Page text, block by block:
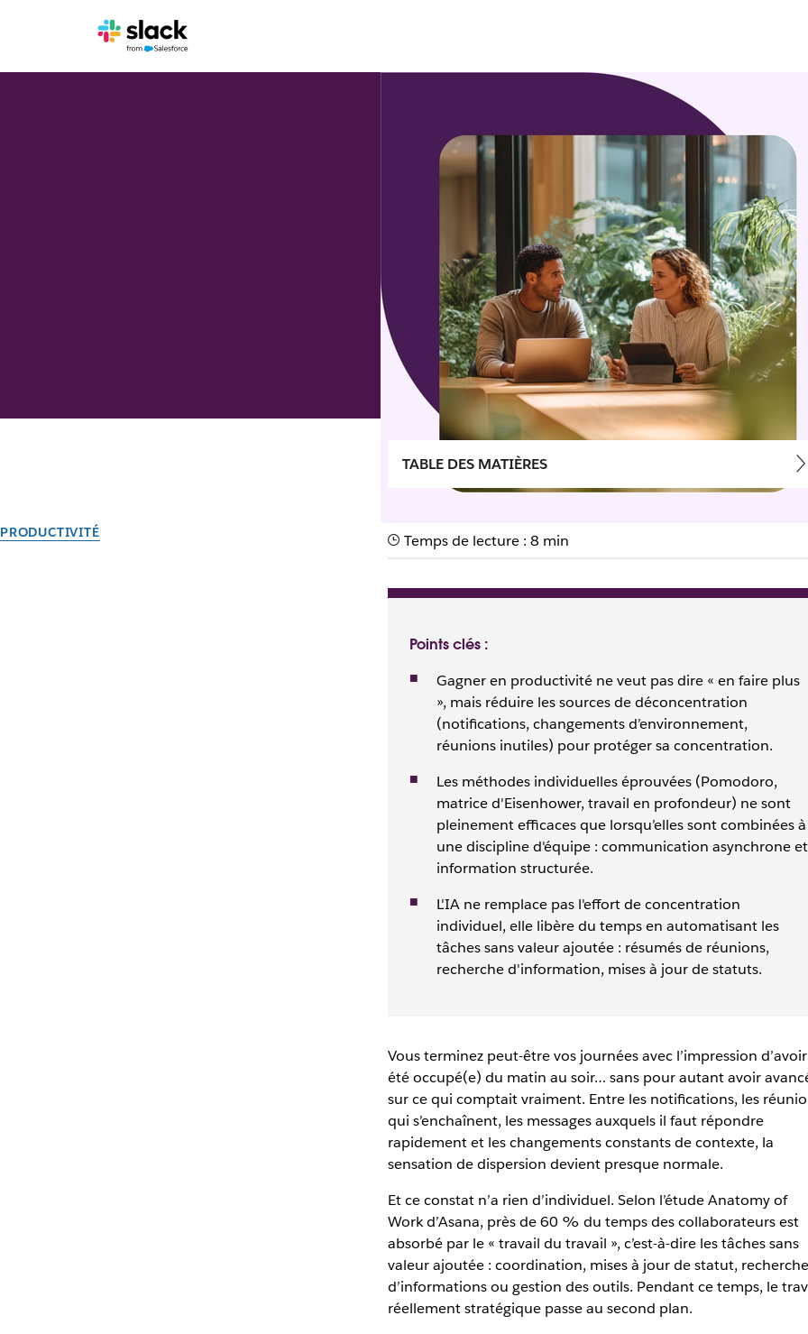
PRODUCTIVITÉ
Gagner en productivité : méthodes et leviers
TABLE DES MATIÈRES
Temps de lecture : 8 min
Points clés :
Gagner en productivité ne veut pas dire « en faire plus
», mais réduire les sources de déconcentration
(notifications, changements d’environnement,
réunions inutiles) pour protéger sa concentration.
Les méthodes individuelles éprouvées (Pomodoro,
matrice d'Eisenhower, travail en profondeur) ne sont
pleinement efficaces que lorsqu’elles sont combinées à
une discipline d'équipe : communication asynchrone et
information structurée.
L'IA ne remplace pas l'effort de concentration
individuel, elle libère du temps en automatisant les
tâches sans valeur ajoutée : résumés de réunions,
recherche d'information, mises à jour de statuts.
Vous terminez peut-être vos journées avec l’impression d’avoir
été occupé(e) du matin au soir… sans pour autant avoir
sur ce qui comptait vraiment. Entre les notifications, les
qui s’enchaînent, les messages auxquels il faut répondre
rapidement et les changements constants de contexte, la
sensation de dispersion devient presque normale.
Et ce constat n’a rien d’individuel. Selon l’étude Anatomy of
Work d’Asana, près de 60 % du temps des collaborateurs est
absorbé par le « travail du travail », c’est-à-dire les tâches sans
valeur ajoutée : coordination, mises à jour de statut, recherche
d’informations ou gestion des outils. Pendant ce temps, le
réellement stratégique passe au second plan.